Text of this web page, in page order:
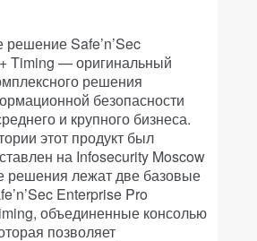
Safe’n’Sec
Timing — оригинальный
решения
безопасности
и крупного бизнеса.
этот продукт был
на Infosecurity Moscow
решения лежат две базовые
Enterprise Pro
объединенные консолью
позволяет